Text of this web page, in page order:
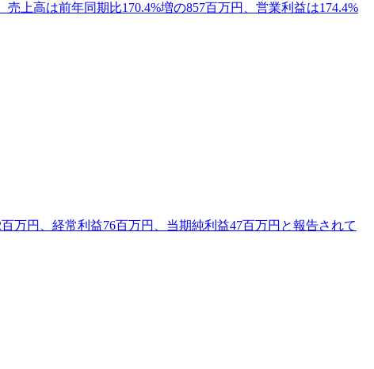
上高は前年同期比170.4%増の857百万円、営業利益は174.4%
万円、経常利益76百万円、当期純利益47百万円と報告されて